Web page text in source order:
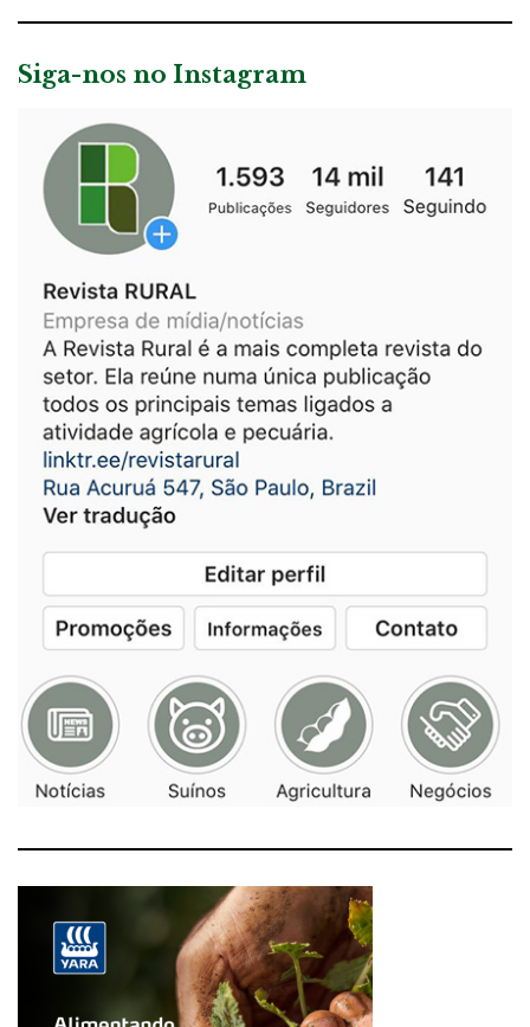
Siga-nos no Instagram